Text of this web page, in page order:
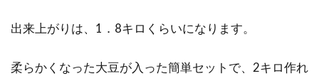
出来上がりは、1．8キロくらいになります。
柔らかくなった大豆が入った簡単セットで、2キロ作れ